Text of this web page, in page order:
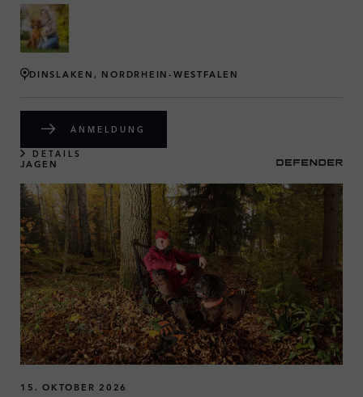
DINSLAKEN, NORDRHEIN-WESTFALEN
ANMELDUNG
DETAILS
JAGEN
15. OKTOBER 2026